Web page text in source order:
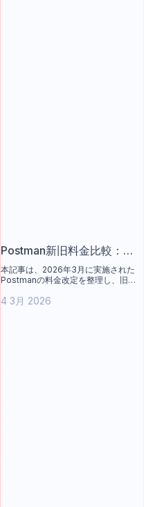
Postman新旧料金比較：無
料チームは終了したのか？
本記事は、2026年3月に実施された
Postmanの料金改定を整理し、旧料
る。無料プランの利用範囲の変化や
4 3月 2026